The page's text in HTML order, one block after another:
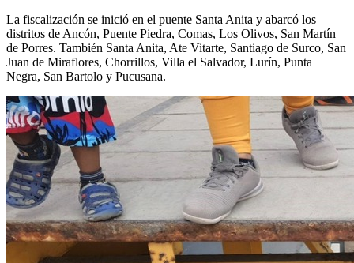
La fiscalización se inició en el puente Santa Anita y abarcó los
distritos de Ancón, Puente Piedra, Comas, Los Olivos, San Martín
de Porres. También Santa Anita, Ate Vitarte, Santiago de Surco, San
Juan de Miraflores, Chorrillos, Villa el Salvador, Lurín, Punta
Negra, San Bartolo y Pucusana.